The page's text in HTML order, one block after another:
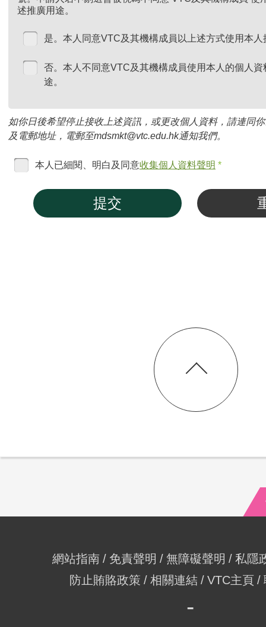
述推廣用途。
是。本人同意VTC及其機構成員以上述方式使用本
否。本人不同意VTC及其機構成員使用本人的個人
途。
如你日後希望停止接收上述資訊，或更改個人資料，請連同
及電郵地址，電郵至mdsmkt@vtc.edu.hk通知我們。
本人已細閱、明白及同意收集個人資料聲明 *
提交
網站指南 免責聲明 無障礙聲明
私隱
防止賄賂政策
相關連結 VTC主頁